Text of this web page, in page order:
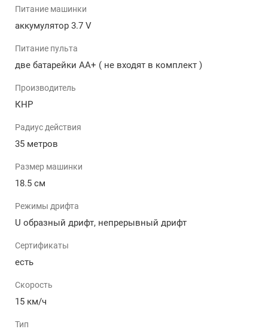
мягких и гибких колес снижает трение между
автомобильными шинами и дорожным
покрытием. Это дает возможность автомобилю
легко скользить, избегая нежелательного
контакта со стенами, мебелью и другими
твердыми объектами.
Плюсы дрифт-машины на радиоуправлении:
регулирования с легкостью, даже если вы
новичок в мире радиоуправляемых
назад, поворачивать налево, поворачивать
направо, легко ускоряться и дрейфовать.
использования как в помещении, так и на улице,
гарантируя вам увлекательные гонки в любом
Легкая Зарядка: Поддерживайте свою машинку в
Характеристики дрифтовой машинки:
Питание машинки
аккумулятор 3.7 V
Питание пульта
две батарейки АА+ ( не входят в комплект )
Производитель
КНР
Радиус действия
35 метров
Размер машинки
18.5 см
Режимы дрифта
U образный дрифт, непрерывный дрифт
Сертификаты
есть
Скорость
15 км/ч
Тип